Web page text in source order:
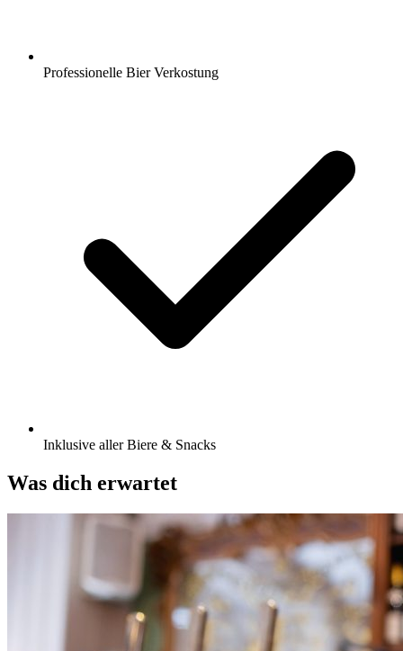
Professionelle Bier Verkostung
Inklusive aller Biere & Snacks
Was dich erwartet